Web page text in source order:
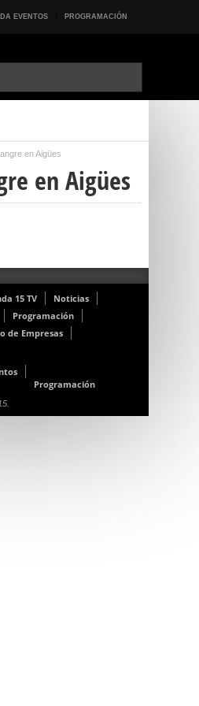
EVENTOS PROGRAMACIÓN
en Aigües
en Aigües
15 TV
Noticias
Programación
de Empresas
Programación